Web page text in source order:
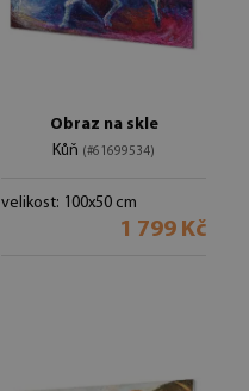
Obraz na skle
Kůň (#61699534)
velikost: 100x50 cm
1 799 Kč